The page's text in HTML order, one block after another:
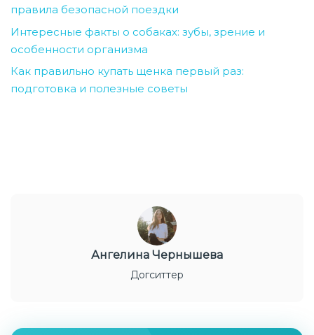
правила безопасной поездки
Интересные факты о собаках: зубы, зрение и
особенности организма
Как правильно купать щенка первый раз:
подготовка и полезные советы
Ангелина Чернышева
Догситтер